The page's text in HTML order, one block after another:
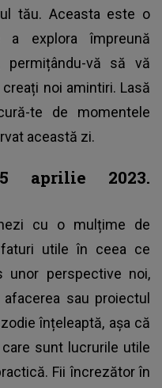
tău. Aceasta este o
a explora împreună
vă să vă
noi amintiri. Lasă
te de momentele
această zi.
aprilie 2023.
cu o mulțime de
utile în ceea ce
unor perspective noi,
sau proiectul
înțeleaptă, așa că
sunt lucrurile utile
Fii încrezător în